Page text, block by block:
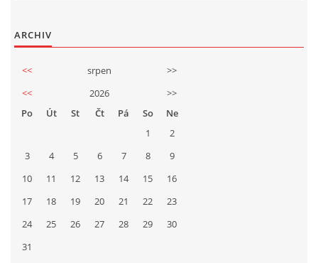
ARCHIV
<< srpen
>>
<<
2026
>>
Po
Út St Čt Pá So
Ne
1
2
3
4 5 6 7 8
9
10
11 12 13 14 15
16
17
18 19 20 21 22
23
24
25 26 27 28 29
30
31